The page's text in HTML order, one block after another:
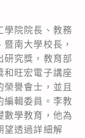
學院院長、教務
南大學校長，
研究獎，教育部
和旺宏電子講座
譽會士，並且
編輯委員。李教
數學教育，他為
望透過詳細解